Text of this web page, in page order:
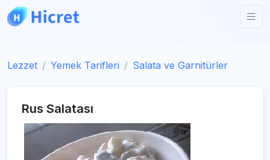
Lezzet Yemek Tarifleri Salata ve Garnitürler
Rus Salatası